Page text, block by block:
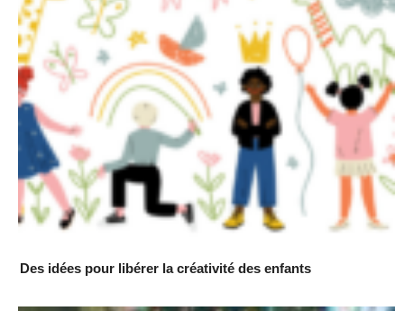
Des idées pour libérer la créativité des enfants